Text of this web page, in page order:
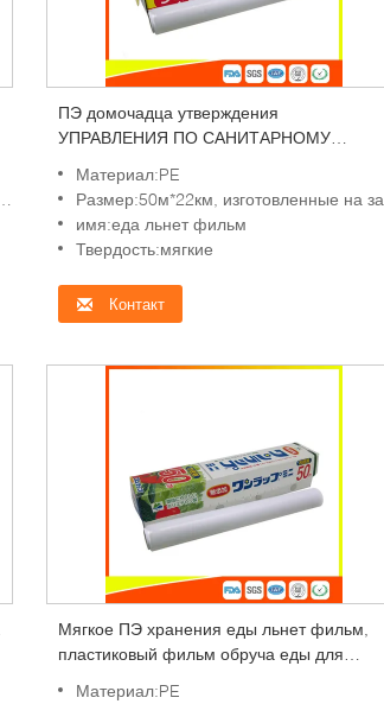
ПЭ домочадца утверждения
УПРАВЛЕНИЯ ПО САНИТАРНОМУ
ПРОДУКТОВ И МЕДИКАМЕНТОВ льнет
ОЭМ фильма/фильма обруча
сокращения еды приемлемый
Материал:PE
Размер:50м*22км, изготовленные на заказ требования
имя:еда льнет фильм
Твердость:мягкие
Контакт
Мягкое ПЭ хранения еды льнет фильм,
пластиковый фильм обруча еды для
Материал:PE